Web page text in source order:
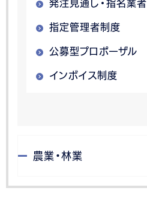
発注見通し・指名業者
指定管理者制度
公募型プロポーザル
インボイス制度
農業・林業